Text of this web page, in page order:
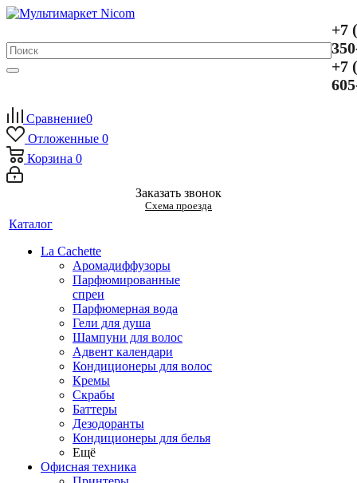
+7
+7
Сравнение0
Отложенные 0
Корзина 0
Заказать звонок
Схема проезда
Каталог
La Cachette
Аромадиффузоры
Парфюмированные
спреи
Парфюмерная вода
Гели для душа
Шампуни для волос
Адвент календари
Кондиционеры для волос
Кремы
Скрабы
Баттеры
Дезодоранты
Кондиционеры для белья
Ещё
Офисная техника